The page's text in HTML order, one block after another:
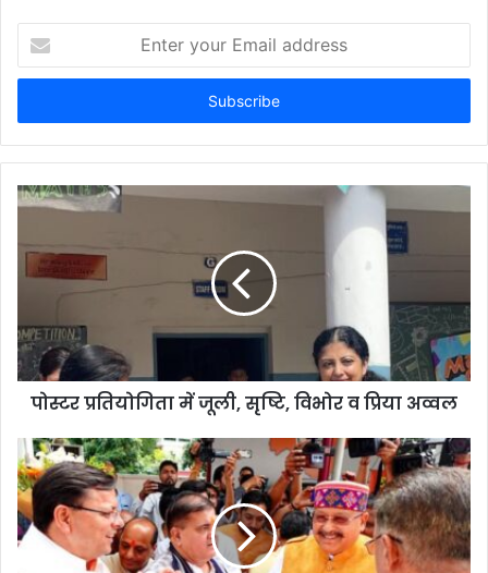
your
Email
पोस्टर प्रतियोगिता में जूली, सृष्टि, विभोर व प्रिया अव्वल